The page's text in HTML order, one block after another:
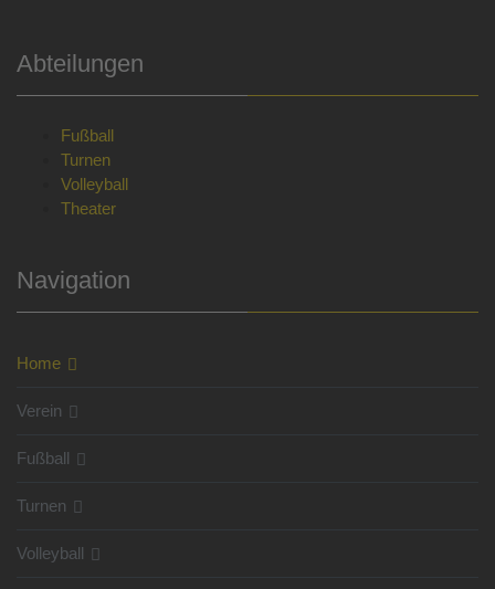
Abteilungen
Fußball
Turnen
Volleyball
Theater
Navigation
Home
Verein
Fußball
Turnen
Volleyball